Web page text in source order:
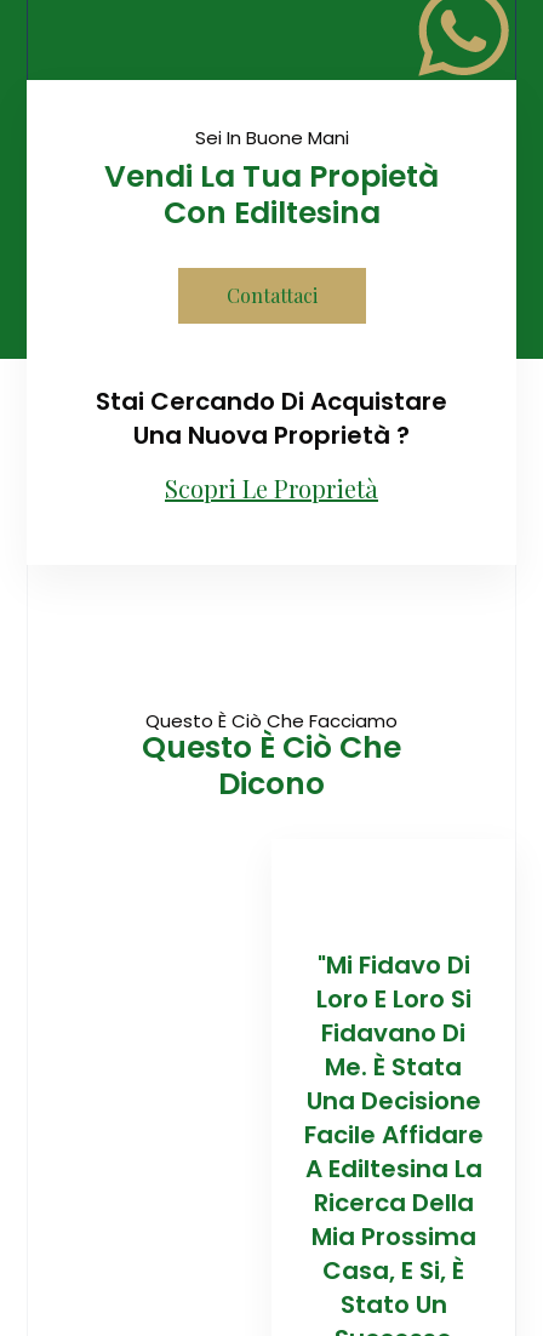
Sei In Buone Mani
Vendi La Tua Propietà
Con Ediltesina
Contattaci
Stai Cercando Di Acquistare
Una Nuova Proprietà ?
Scopri Le Proprietà
Questo È Ciò Che Facciamo
Questo È Ciò Che
Dicono
"Mi Fidavo Di
Loro E Loro Si
Fidavano Di
Me. È Stata
Una Decisione
Facile Affidare
A Ediltesina La
Ricerca Della
Mia Prossima
Casa, E Si, È
Stato Un